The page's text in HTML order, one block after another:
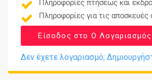
Πληροφορίες πτήσεως και
Πληροφορίες για τις αποσκευές
Είσοδος στο Ο
Δεν έχετε λογαριασμό;